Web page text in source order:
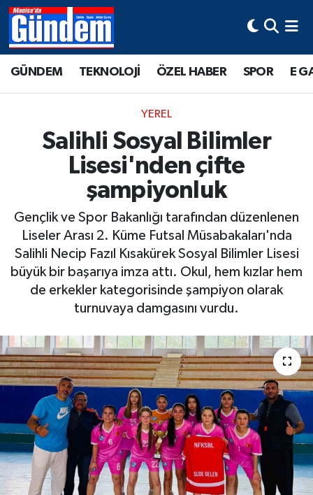
GÜNDEM TEKNOLOJİ ÖZEL HABER SPOR E
YEREL
Salihli Sosyal Bilimler
Lisesi'nden çifte
şampiyonluk
Gençlik ve Spor Bakanlığı tarafından düzenlenen
Liseler Arası 2. Küme Futsal Müsabakaları'nda
Salihli Necip Fazıl Kısakürek Sosyal Bilimler Lisesi
büyük bir başarıya imza attı. Okul, hem kızlar hem
de erkekler kategorisinde şampiyon olarak
turnuvaya damgasını vurdu.
Manisa Hava Durumu
Tüm Manşetler
Son Dakika Haberleri
Haber Arşivi